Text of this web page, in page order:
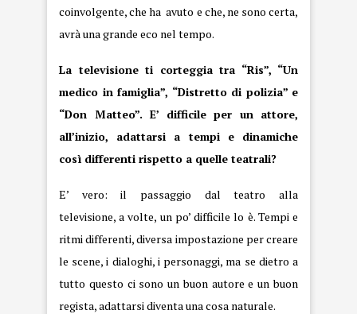
coinvolgente, che ha avuto e che, ne sono certa,
avrà una grande eco nel tempo.
La televisione ti corteggia tra “Ris”, “Un
medico in famiglia”, “Distretto di polizia” e
“Don Matteo”. E’ difficile per un attore,
all’inizio, adattarsi a tempi e dinamiche
così differenti rispetto a quelle teatrali?
E’ vero: il passaggio dal teatro alla
televisione, a volte, un po’ difficile lo è. Tempi e
ritmi differenti, diversa impostazione per creare
le scene, i dialoghi, i personaggi, ma se dietro a
tutto questo ci sono un buon autore e un buon
regista, adattarsi diventa una cosa naturale.